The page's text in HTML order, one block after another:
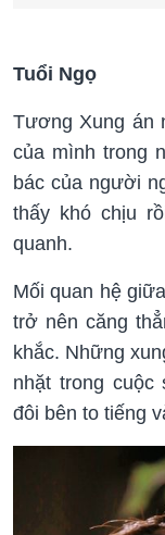
Tuổi Ngọ
Tương Xung án
của mình trong
bác của người
thấy khó chịu
quanh.
Mối quan hệ
trở nên căng
khắc. Những
nhặt trong cuộc
đôi bên to tiếng